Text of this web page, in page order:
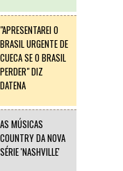
"APRESENTAREI O
BRASIL URGENTE DE
CUECA SE O BRASIL
PERDER" DIZ
DATENA
AS MÚSICAS
COUNTRY DA NOVA
SÉRIE 'NASHVILLE'